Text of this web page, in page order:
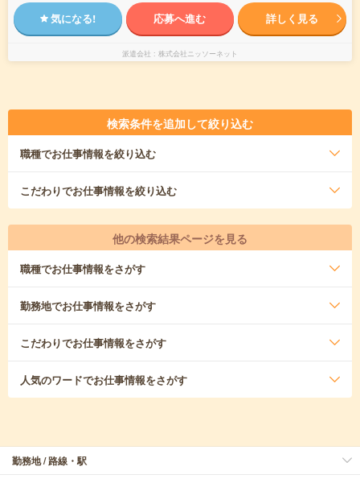
気になる! 応募へ進む 詳しく見る
派遣会社 株式会社ニッソーネット
検索条件を追加して絞り込む
職種でお仕事情報を絞り込む
こだわりでお仕事情報を絞り込む
他の検索結果ページを見る
職種でお仕事情報をさがす
勤務地でお仕事情報をさがす
こだわりでお仕事情報をさがす
人気のワードでお仕事情報をさがす
勤務地 / 路線・駅